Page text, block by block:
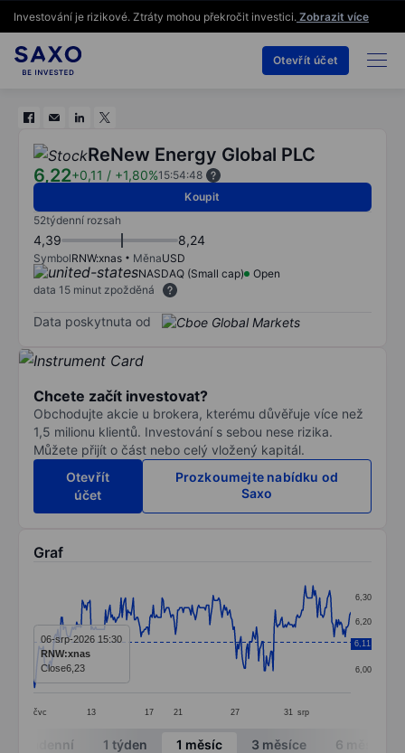
Investování je rizikové. Ztráty mohou překročit investici. Zobrazit více
Otevřít účet
ReNew Energy Global PLC
6,22+0,11 / +1,80%15:54:48
Koupit
52týdenní rozsah
4,39 8,24
SymbolRNW:xnas MěnaUSD
NASDAQ (Small cap)
Open
data 15 minut zpožděná
Data poskytnuta od
Chcete začít investovat?
Obchodujte akcie u brokera, kterému důvěřuje více než
1,5 milionu klientů. Investování s sebou nese rizika.
Můžete přijít o část nebo celý vložený kapitál.
Otevřít
účet
Prozkoumejte nabídku od
Saxo
Graf
Line chart with 287 data points.
The chart has 1 X axis displaying categories.
The chart has 1 Y axis displaying values. Data
čvc 13 17 21 27 31 srp
6,00
6,10
6,20
6,30
6,11
06-srp-2026 15:30
RNW:xnas
Close6,23
End of interactive chart.
Intradenní 1 týden 1 měsíc 3 měsíce 6 měsíců